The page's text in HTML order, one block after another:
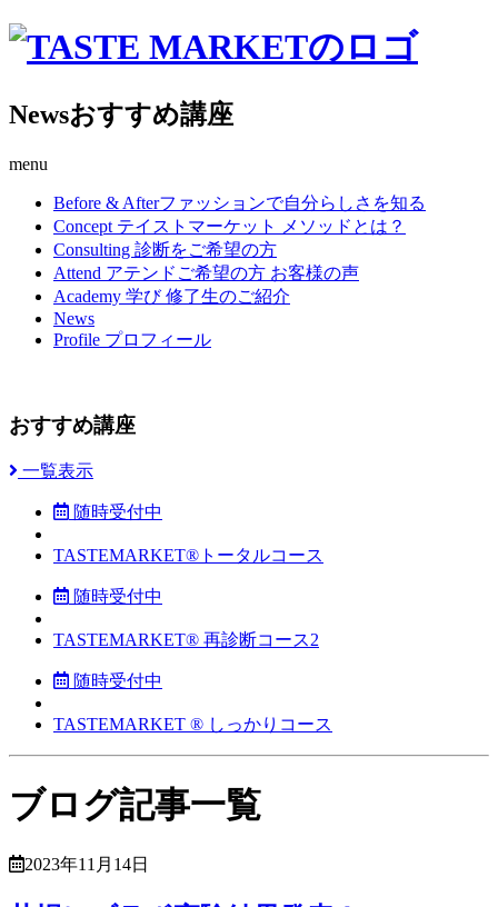
Newsおすすめ講座
menu
Before & Afterファッションで自分らしさを知る
Concept テイストマーケット メソッドとは？
Consulting 診断をご希望の方
Attend アテンドご希望の方 お客様の声
Academy 学び 修了生のご紹介
News
Profile プロフィール
おすすめ講座
一覧表示
随時受付中
TASTEMARKET®︎トータルコース
随時受付中
TASTEMARKET®︎ 再診断コース2
随時受付中
TASTEMARKET ®︎ しっかりコース
ブログ記事一覧
2023年11月14日